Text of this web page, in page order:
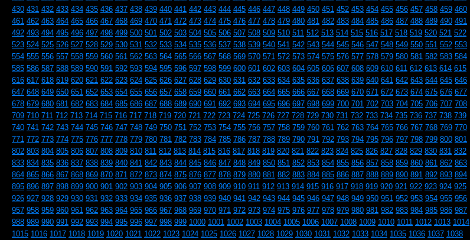
430 431 432 433 434 435 436 437 438 439 440 441 442 443 444 445 446 447 448 449 450 451 452 453 454 455 456 457 458 459 460
461 462 463 464 465 466 467 468 469 470 471 472 473 474 475 476 477 478 479 480 481 482 483 484 485 486 487 488 489 490 491
492 493 494 495 496 497 498 499 500 501 502 503 504 505 506 507 508 509 510 511 512 513 514 515 516 517 518 519 520 521 522
523 524 525 526 527 528 529 530 531 532 533 534 535 536 537 538 539 540 541 542 543 544 545 546 547 548 549 550 551 552 553
554 555 556 557 558 559 560 561 562 563 564 565 566 567 568 569 570 571 572 573 574 575 576 577 578 579 580 581 582 583 584
585 586 587 588 589 590 591 592 593 594 595 596 597 598 599 600 601 602 603 604 605 606 607 608 609 610 611 612 613 614 615
616 617 618 619 620 621 622 623 624 625 626 627 628 629 630 631 632 633 634 635 636 637 638 639 640 641 642 643 644 645 646
647 648 649 650 651 652 653 654 655 656 657 658 659 660 661 662 663 664 665 666 667 668 669 670 671 672 673 674 675 676 677
678 679 680 681 682 683 684 685 686 687 688 689 690 691 692 693 694 695 696 697 698 699 700 701 702 703 704 705 706 707 708
709 710 711 712 713 714 715 716 717 718 719 720 721 722 723 724 725 726 727 728 729 730 731 732 733 734 735 736 737 738 739
740 741 742 743 744 745 746 747 748 749 750 751 752 753 754 755 756 757 758 759 760 761 762 763 764 765 766 767 768 769 770
771 772 773 774 775 776 777 778 779 780 781 782 783 784 785 786 787 788 789 790 791 792 793 794 795 796 797 798 799 800 801
802 803 804 805 806 807 808 809 810 811 812 813 814 815 816 817 818 819 820 821 822 823 824 825 826 827 828 829 830 831 832
833 834 835 836 837 838 839 840 841 842 843 844 845 846 847 848 849 850 851 852 853 854 855 856 857 858 859 860 861 862 863
864 865 866 867 868 869 870 871 872 873 874 875 876 877 878 879 880 881 882 883 884 885 886 887 888 889 890 891 892 893 894
895 896 897 898 899 900 901 902 903 904 905 906 907 908 909 910 911 912 913 914 915 916 917 918 919 920 921 922 923 924 925
926 927 928 929 930 931 932 933 934 935 936 937 938 939 940 941 942 943 944 945 946 947 948 949 950 951 952 953 954 955 956
957 958 959 960 961 962 963 964 965 966 967 968 969 970 971 972 973 974 975 976 977 978 979 980 981 982 983 984 985 986 987
988 989 990 991 992 993 994 995 996 997 998 999 1000 1001 1002 1003 1004 1005 1006 1007 1008 1009 1010 1011 1012 1013 1014
1015 1016 1017 1018 1019 1020 1021 1022 1023 1024 1025 1026 1027 1028 1029 1030 1031 1032 1033 1034 1035 1036 1037 1038